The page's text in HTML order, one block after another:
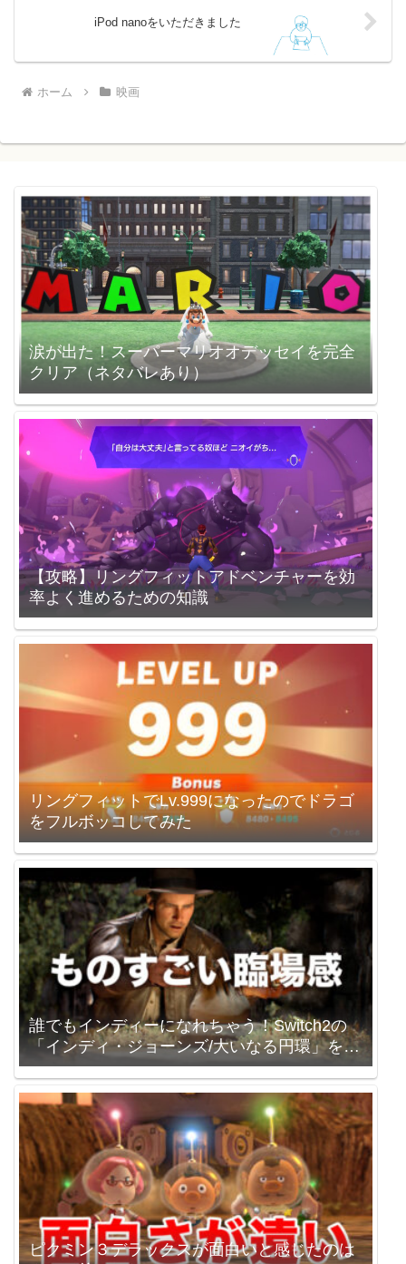
iPod nanoをいただきました
ホーム 映画
涙が出た！スーパーマリオオデッセイを完全
クリア（ネタバレあり）
【攻略】リングフィットアドベンチャーを効
率よく進めるための知識
リングフィットでLv.999になったのでドラゴ
をフルボッコしてみた
誰でもインディーになれちゃう！Switch2の
「インディ・ジョーンズ/大いなる円環」を買
いました。
ピクミン３デラックスが面白いと感じたのは